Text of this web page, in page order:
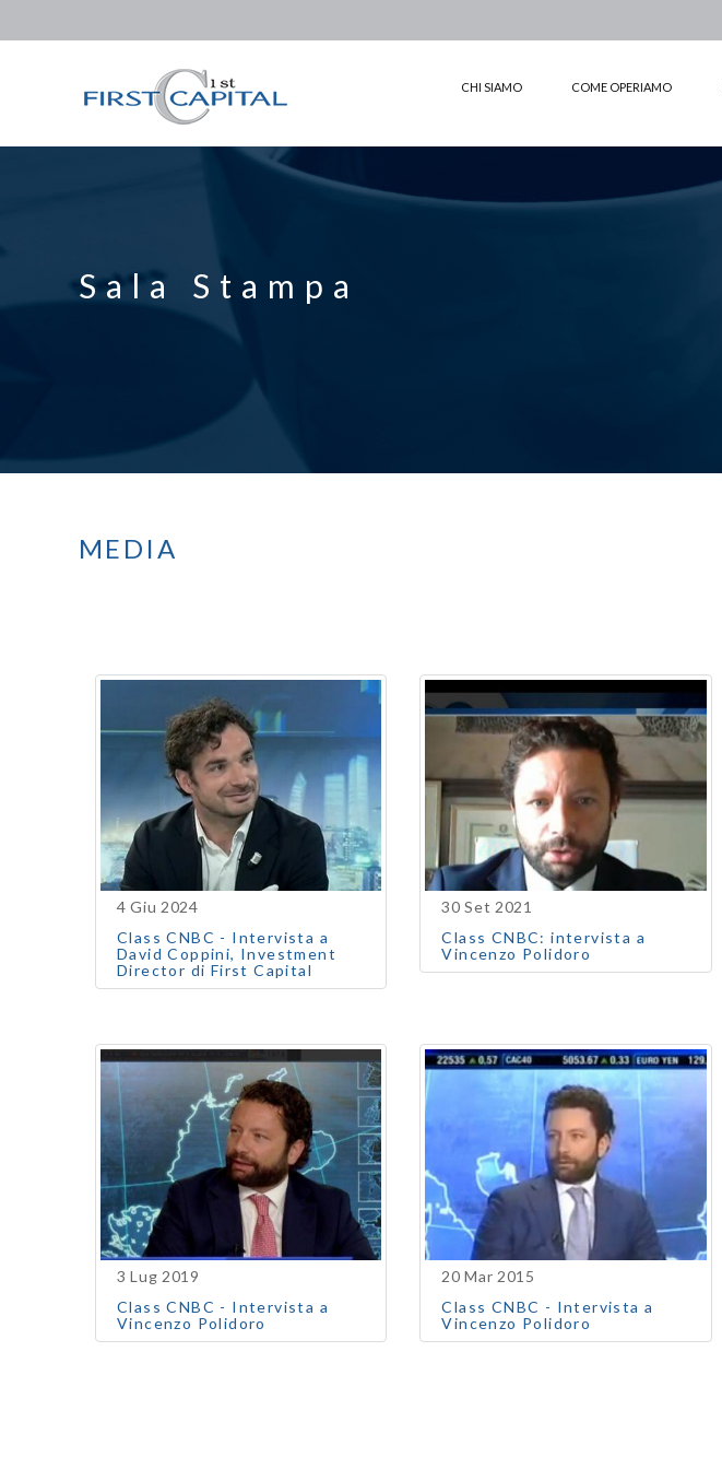
PARTECIPAZIONI
CONTATTI
CHI SIAMO COME OPERIAMO
Sala Stampa
MEDIA
4 Giu 2024
Class CNBC - Intervista a
David Coppini, Investment
Director di First Capital
30 Set 2021
Class CNBC: intervista a
Vincenzo Polidoro
3 Lug 2019
Class CNBC - Intervista a
Vincenzo Polidoro
20 Mar 2015
Class CNBC - Intervista a
Vincenzo Polidoro